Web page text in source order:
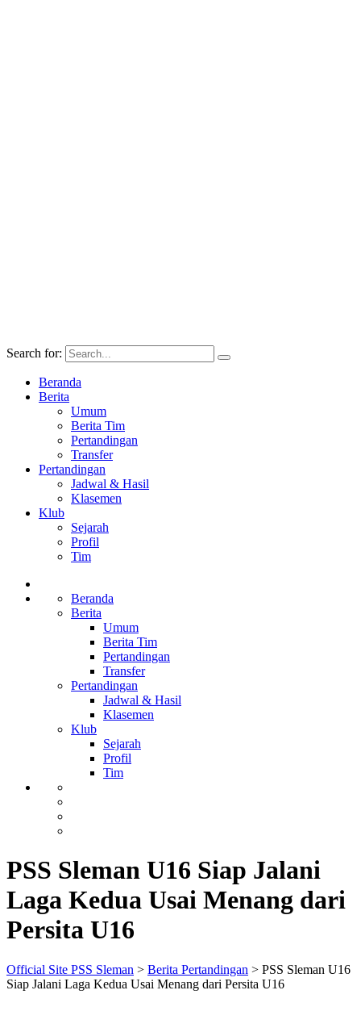
Search for:
Beranda
Berita
Umum
Berita Tim
Pertandingan
Transfer
Pertandingan
Jadwal & Hasil
Klasemen
Klub
Sejarah
Profil
Tim
Beranda
Berita
Umum
Berita Tim
Pertandingan
Transfer
Pertandingan
Jadwal & Hasil
Klasemen
Klub
Sejarah
Profil
Tim
PSS Sleman U16 Siap Jalani
Laga Kedua Usai Menang dari
Persita U16
Official Site PSS Sleman > Berita Pertandingan > PSS Sleman U16
Siap Jalani Laga Kedua Usai Menang dari Persita U16